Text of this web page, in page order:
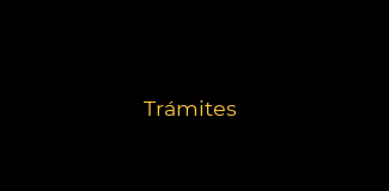
Trámites